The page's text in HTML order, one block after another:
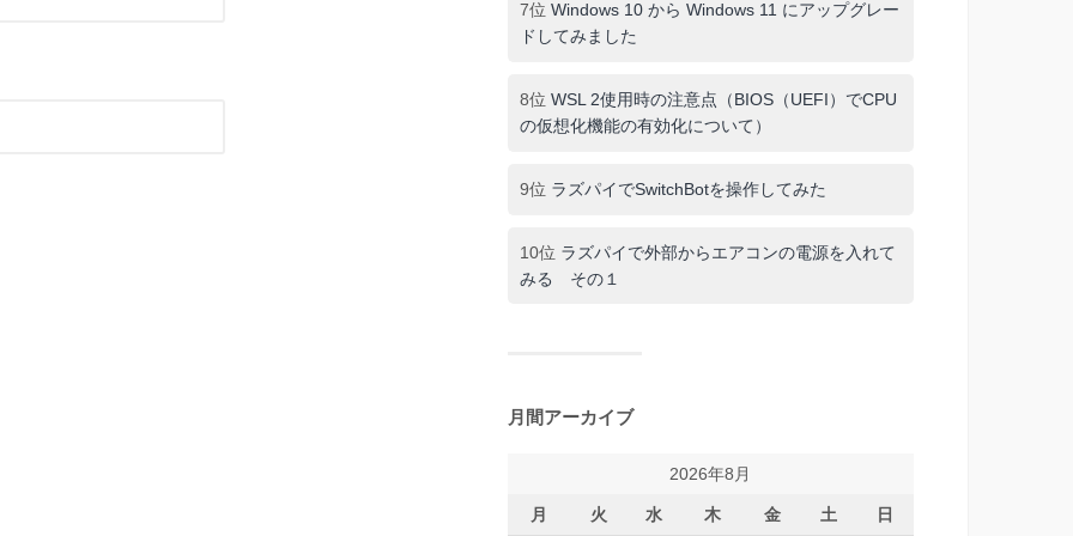
7位 Windows 10 から Windows 11 にアップグレー
ドしてみました
8位 WSL 2使用時の注意点（BIOS（UEFI）でCPU
の仮想化機能の有効化について）
9位 ラズパイでSwitchBotを操作してみた
10位 ラズパイで外部からエアコンの電源を入れて
みる その１
月間アーカイブ
2026年8月
月 火 水 木 金 土 日